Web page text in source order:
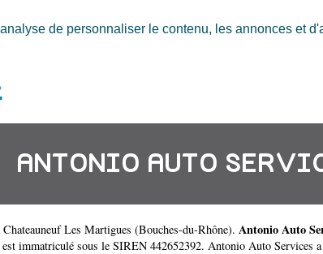
de personnaliser le contenu, les annonces et
ANTONIO AUTO
Chateauneuf Les Martigues (Bouches-du-Rhône). Antonio Auto
immatriculé sous le SIREN 442652392. Antonio Auto Services